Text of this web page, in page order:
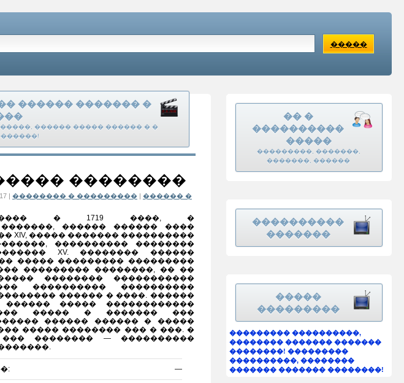
�����
������ ������� �
������ ����� ������ � �
��������
| �������� � ��������� | ������ �
� 1719 ����, �
������ ������ ����
XIV, ����� ������� ����������
���������� ��������
XV. �������� ������
����� ��������� ���������
��������� ��������, �� ��
�������� �����������
���������� ����������
������ � ����. ������
����� ������������
����� � ������� ���
������ ������ � �����
����� �������� ��� � ���. �
�������� — ����������
—
�� �
����������
�����
���������, �������,
�������, ������
����������
�������
�����
���������
��������� ����������,
�������� ������� �������
��������! ���������
����������, ��������
������� ������� ��������!